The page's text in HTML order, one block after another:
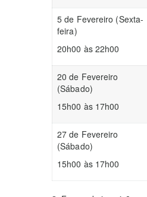
5 de Fevereiro (Sexta-
feira)
20h00 às 22h00
20 de Fevereiro
(Sábado)
15h00 às 17h00
27 de Fevereiro
(Sábado)
15h00 às 17h00